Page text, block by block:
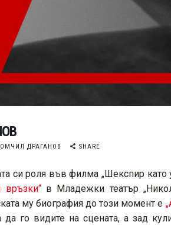
ДРАГАНОВ SHARE
си роля във филма „Шекспир като
връзки“в Младежки театър
му биография до този момент е
го видите на сцената, а зад